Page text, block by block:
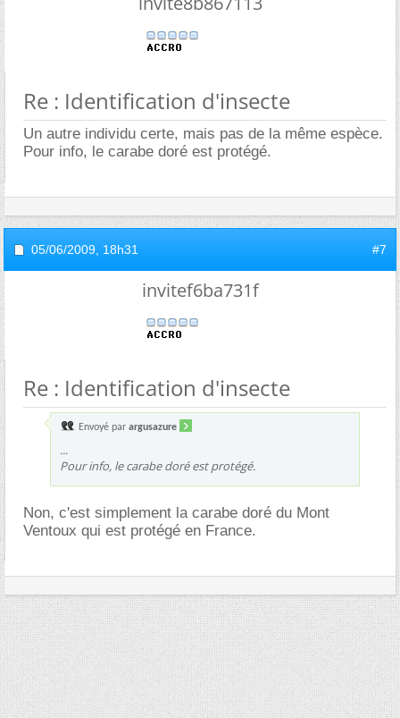
Re : Identification d'insecte
Un autre individu certe, mais pas de la même espèce.
Pour info, le carabe doré est protégé.
05/06/2009, 18h31 #7
invitef6ba731f
Re : Identification d'insecte
Envoyé par argusazure
...
Pour info, le carabe doré est protégé.
Non, c'est simplement la carabe doré du Mont
Ventoux qui est protégé en France.